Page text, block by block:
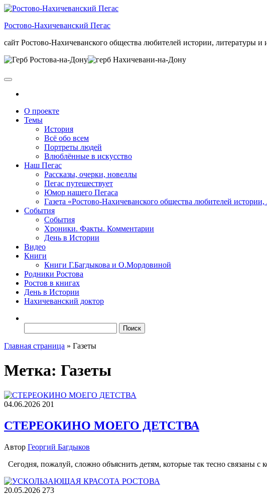
Skip
the
Ростово-Нахичеванский Пегас
сайт Ростово-Нахичеванского общества любителей истории, литературы и
О проекте
Темы
История
Всё обо всем
Портреты людей
Влюблённые в искусство
Наш Пегас
Рассказы, очерки, новеллы
Пегас путешествует
Юмор нашего Пегаса
Газета «Ростово-Нахичеванского общества любителей
События
События
Хроники. Факты. Комментарии
День в Истории
Видео
Книги
Книги Г.Багдыкова и О.Мордовиной
Родники Ростова
Ростов в книгах
День в Истории
Нахичеванский доктор
Главная страница » Газеты
Метка: Газеты
04.06.2026 201
СТЕРЕОКИНО МОЕГО ДЕТСТВА
Автор Георгий Багдыков
Сегодня, пожалуй, сложно объяснить детям, которые так тесно
20.05.2026 273